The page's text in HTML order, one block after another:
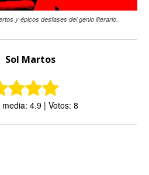
y épicos desfases del genio literario.
Sol Martos
4.9 | Votos: 8